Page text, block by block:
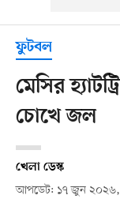
ফুটবল
মেসির
চোখে জল
খেলা ডেস্ক
আপডেট: ১৭ জুন